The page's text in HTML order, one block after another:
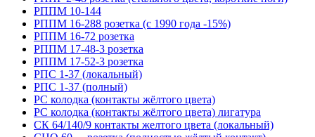
РППМ 10-144
РППМ 16-288 розетка (с 1990 года -15%)
РППМ 16-72 розетка
РППМ 17-48-3 розетка
РППМ 17-52-3 розетка
РПС 1-37 (локальный)
РПС 1-37 (полный)
РС колодка (контакты жёлтого цвета)
РС колодка (контакты жёлтого цвета) лигатура
СК 64/140/9 контакты желтого цвета (локальный)